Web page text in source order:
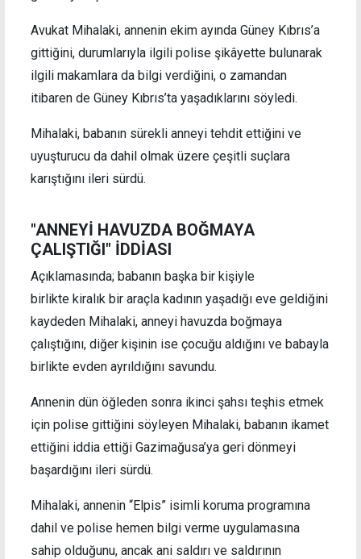
Avukat Mihalaki, annenin ekim ayında Güney Kıbrıs’a
gittiğini, durumlarıyla ilgili polise şikâyette bulunarak
ilgili makamlara da bilgi verdiğini, o zamandan
itibaren de Güney Kıbrıs’ta yaşadıklarını söyledi.
Mihalaki, babanın sürekli anneyi tehdit ettiğini ve
uyuşturucu da dahil olmak üzere çeşitli suçlara
karıştığını ileri sürdü.
"ANNEYİ HAVUZDA BOĞMAYA
ÇALIŞTIĞI" İDDİASI
Açıklamasında; babanın başka bir kişiyle
birlikte kiralık bir araçla kadının yaşadığı eve geldiğini
kaydeden Mihalaki, anneyi havuzda boğmaya
çalıştığını, diğer kişinin ise çocuğu aldığını ve babayla
birlikte evden ayrıldığını savundu.
Annenin dün öğleden sonra ikinci şahsı teşhis etmek
için polise gittiğini söyleyen Mihalaki, babanın ikamet
ettiğini iddia ettiği Gazimağusa’ya geri dönmeyi
başardığını ileri sürdü.
Mihalaki, annenin “Elpis” isimli koruma programına
dahil ve polise hemen bilgi verme uygulamasına
sahip olduğunu, ancak ani saldırı ve saldırının